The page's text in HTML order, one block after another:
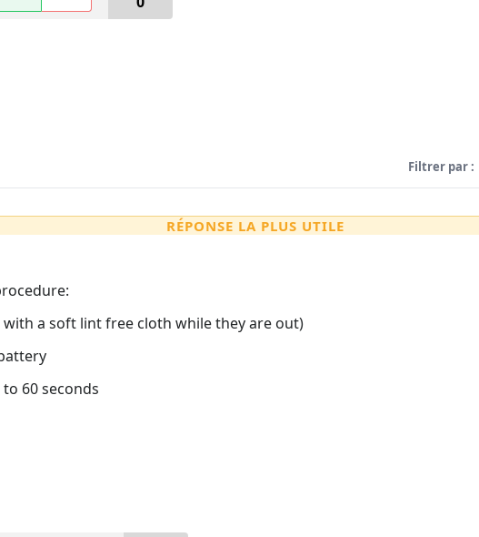
Filtrer par :
RÉPONSE LA PLUS UTILE
with a soft lint free cloth while they are out)
60 seconds